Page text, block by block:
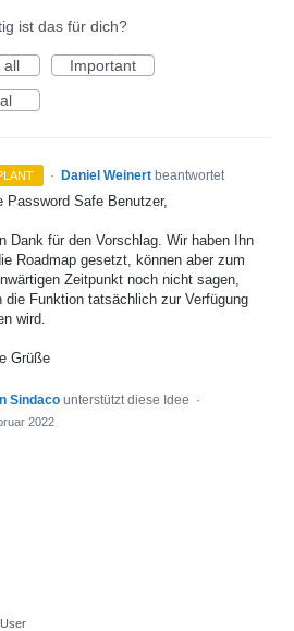
ist das für dich?
all
Important
· Daniel Weinert beantwortet
Password Safe Benutzer,
Dank für den Vorschlag. Wir haben Ihn
Roadmap gesetzt, können aber zum
Zeitpunkt noch nicht sagen,
die Funktion tatsächlich zur Verfügung
wird.
Grüße
Sindaco unterstützt diese Idee ·
2022